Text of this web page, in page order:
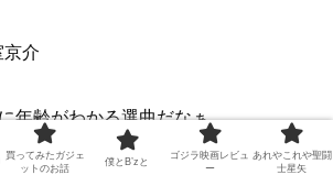
京介
年齢がわかる選曲だなぁ…
買ってみたガジェ
ットのお話
僕とB’zと
ゴジラ映画レビュ
ー
あれやこれや聖闘
士星矢